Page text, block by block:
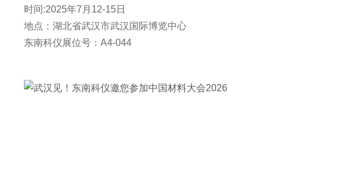
时间:2025年7月12-15日
地点：湖北省武汉市武汉国际博览中心
东南科仪展位号：A4-044